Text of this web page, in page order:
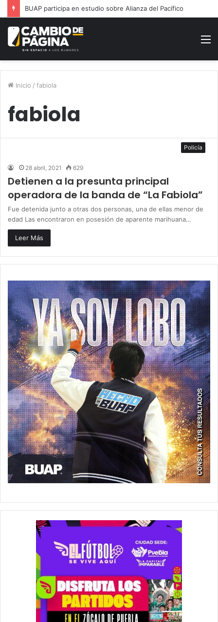
BUAP participa en estudio sobre Alianza del Pacífico
Inicio / fabiola
fabiola
Policía
28 abril, 2021 629
Detienen a la presunta principal
operadora de la banda de “La Fabiola”
Fue detenida junto a otras dos personas, una de ellas menor de
edad Las encontraron en posesión de aparente marihuana…
Leer Más